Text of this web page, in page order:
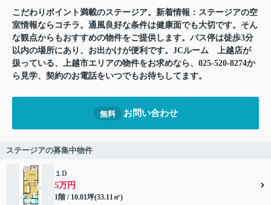
こだわりポイント満載のステージア。新着情報：ステージアの空
室情報ならコチラ。通風良好な条件は健康面でも大切です。そん
な観点からもおすすめの物件をご提供します。バス停は徒歩3分
以内の場所にあり、お出かけが便利です。JCルーム 上越店が
扱っている、上越市エリアの物件をお求めなら、025-520-8274か
ら見学、契約のお電話をいつでもお待ちしてます。
無料 お問い合わせ
ステージアの募集中物件
１D
5万円
1階 / 10.01坪(33.11㎡)